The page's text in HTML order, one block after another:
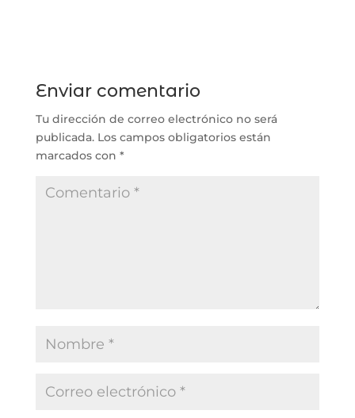
Enviar comentario
Tu dirección de correo electrónico no será
publicada. Los campos obligatorios están
marcados con *